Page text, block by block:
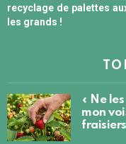
recyclage de palettes
les grands !
« Ne
mon